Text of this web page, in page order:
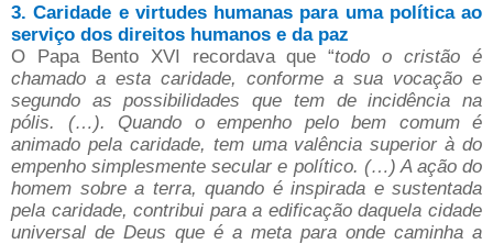
3. Caridade e virtudes humanas para uma política ao
serviço dos direitos humanos e da paz
O Papa Bento XVI recordava que “todo o cristão é
chamado a esta caridade, conforme a sua vocação e
segundo as possibilidades que tem de incidência na
pólis. (…). Quando o empenho pelo bem comum é
animado pela caridade, tem uma valência superior à do
empenho simplesmente secular e político. (…) A ação do
homem sobre a terra, quando é inspirada e sustentada
pela caridade, contribui para a edificação daquela cidade
universal de Deus que é a meta para onde caminha a